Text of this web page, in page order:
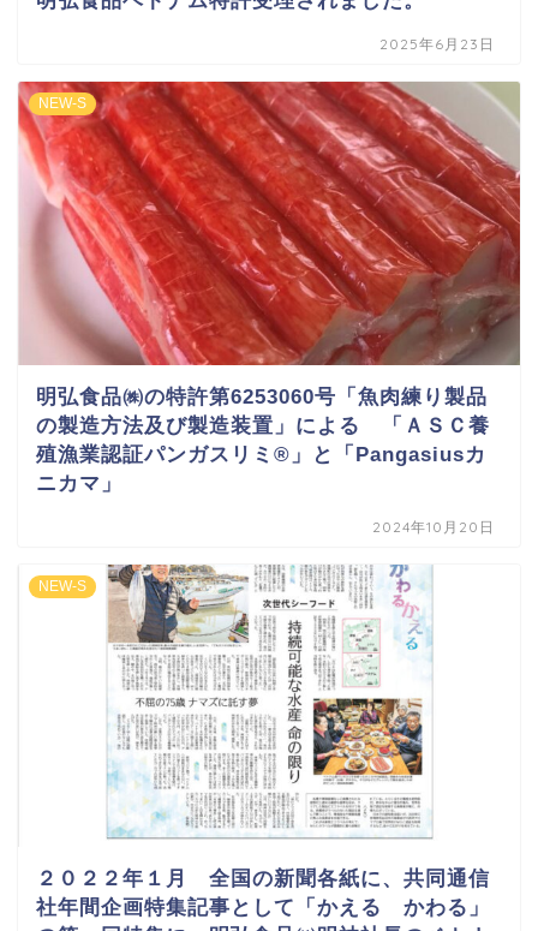
2025年6月23日
NEW-S
明弘食品㈱の特許第6253060号「魚肉練り製品
の製造方法及び製造装置」による 「ＡＳＣ養
殖漁業認証パンガスリミ®」と「Pangasiusカ
ニカマ」
2024年10月20日
NEW-S
２０２２年１月 全国の新聞各紙に、共同通信
社年間企画特集記事として「かえる かわる」